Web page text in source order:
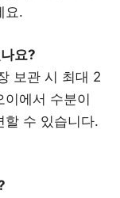
요.
요?
보관 시 최대 2
에서 수분이
할 수 있습니다.